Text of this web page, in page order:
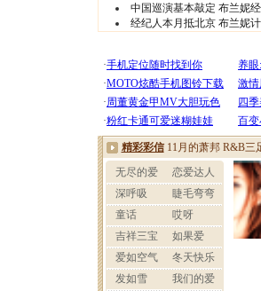
中国巡演基本敲定 布兰妮
经纪人本月抵北京 布兰妮